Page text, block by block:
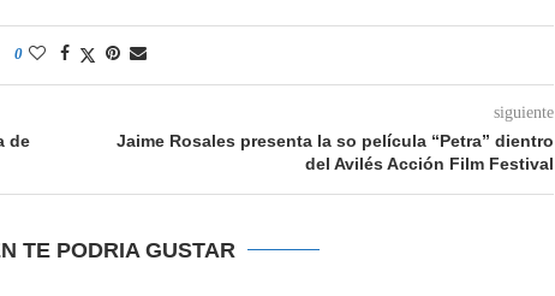
0
de
siguiente
Jaime Rosales presenta la so película “Petra” dientro
del Avilés Acción Film Festival
TE PODRIA GUSTAR